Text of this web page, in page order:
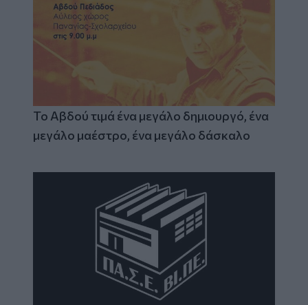
Το Αβδού τιμά ένα μεγάλο δημιουργό, ένα
μεγάλο μαέστρο, ένα μεγάλο δάσκαλο